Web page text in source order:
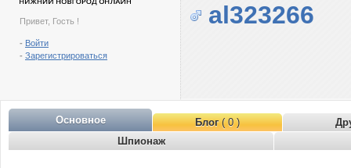
Привет, Гость !
- Войти
- Зарегистрироваться
al323266
Основное Блог( 0 )
Шпионаж